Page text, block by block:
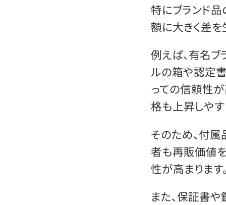
特にブランド
額に大きく差を
例えば、有名ブ
ルの箱や認定
っての信頼性
格も上昇しやす
そのため、付属
者も再販価値
性が高まります
また、保証書